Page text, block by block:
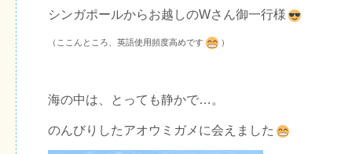
シンガポールからお越しのWさん御一行様
（ここんところ、英語使用頻度高めです ）
海の中は、とっても静かで…。
のんびりしたアオウミガメに会えました